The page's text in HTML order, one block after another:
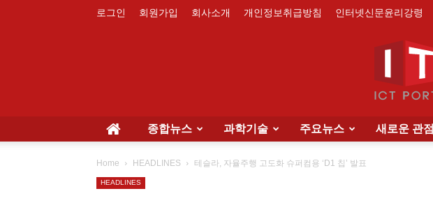
로그인 회원가입 회사소개 개인정보취급방침 인터넷신문윤리강령
종합뉴스 과학기술 주요뉴스 새로운 관점
Home HEADLINES 테슬라, 자율주행 고도화 슈퍼컴용 ‘D1 칩’ 발표
HEADLINES